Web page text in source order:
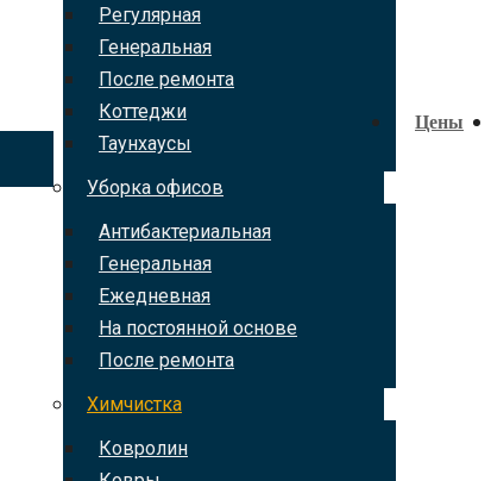
Регулярная
Генеральная
После ремонта
Коттеджи
Таунхаусы
Уборка офисов
Антибактериальная
Генеральная
Ежедневная
На постоянной основе
После ремонта
Химчистка
Ковролин
Цены